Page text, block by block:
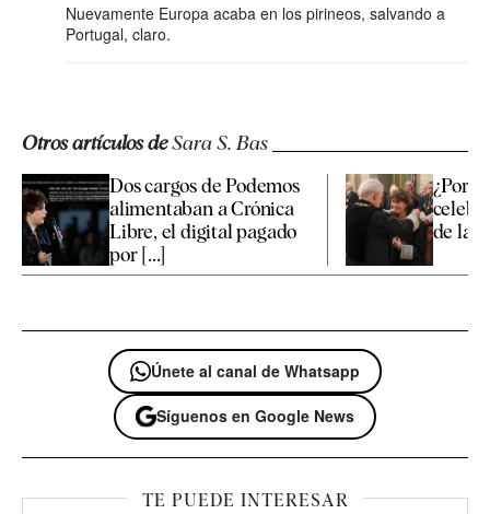
Nuevamente Europa acaba en los pirineos, salvando a
Portugal, claro.
Otros artículos deSara S. Bas
Dos cargos de Podemos
alimentaban a Crónica
Libre, el digital pagado
por [...]
¿Por
de la
Únete al canal de Whatsapp
Síguenos en Google News
TE PUEDE INTERESAR